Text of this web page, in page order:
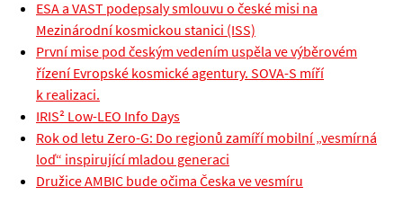
ESA a VAST podepsaly smlouvu o české misi na
Mezinárodní kosmickou stanici (ISS)
První mise pod českým vedením uspěla ve výběrovém
řízení Evropské kosmické agentury. SOVA-S míří
k realizaci.
IRIS² Low-LEO Info Days
Rok od letu Zero-G: Do regionů zamíří mobilní „vesmírná
loď“ inspirující mladou generaci
Družice AMBIC bude očima Česka ve vesmíru